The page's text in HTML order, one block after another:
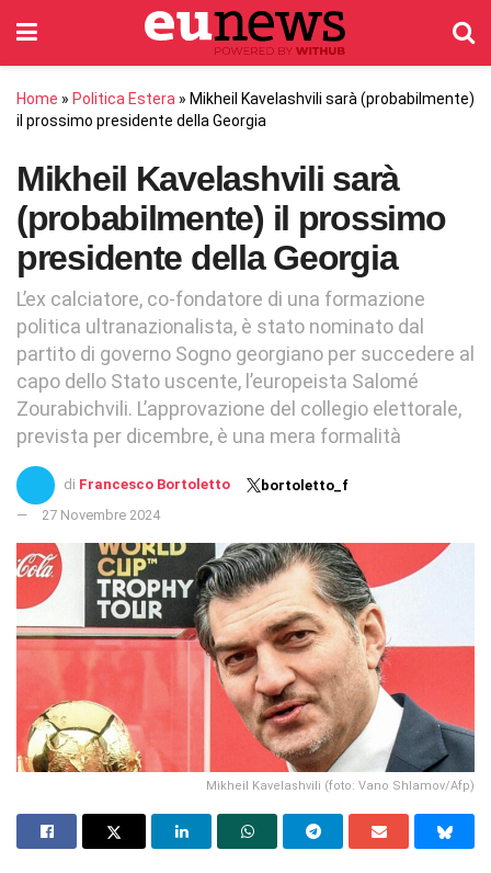
Home » Politica Estera » Mikheil Kavelashvili sarà (probabilmente)
il prossimo presidente della Georgia
Mikheil Kavelashvili sarà
(probabilmente) il prossimo
presidente della Georgia
L’ex calciatore, co-fondatore di una formazione
politica ultranazionalista, è stato nominato dal
partito di governo Sogno georgiano per succedere al
capo dello Stato uscente, l’europeista Salomé
Zourabichvili. L’approvazione del collegio elettorale,
prevista per dicembre, è una mera formalità
di Francesco Bortoletto
bortoletto_f
27 Novembre 2024
Mikheil Kavelashvili (foto: Vano Shlamov/Afp)